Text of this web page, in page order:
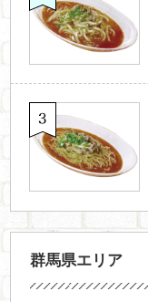
群馬県エリア